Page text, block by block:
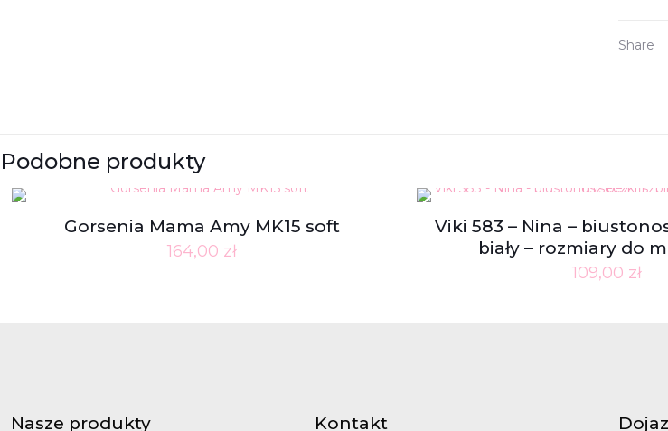
Share
Podobne produkty
Gorsenia Mama Amy MK15 soft
164,00 zł
Viki 583 – Nina –
biały – rozmiary do
109,00 zł
Nasze produkty Kontakt